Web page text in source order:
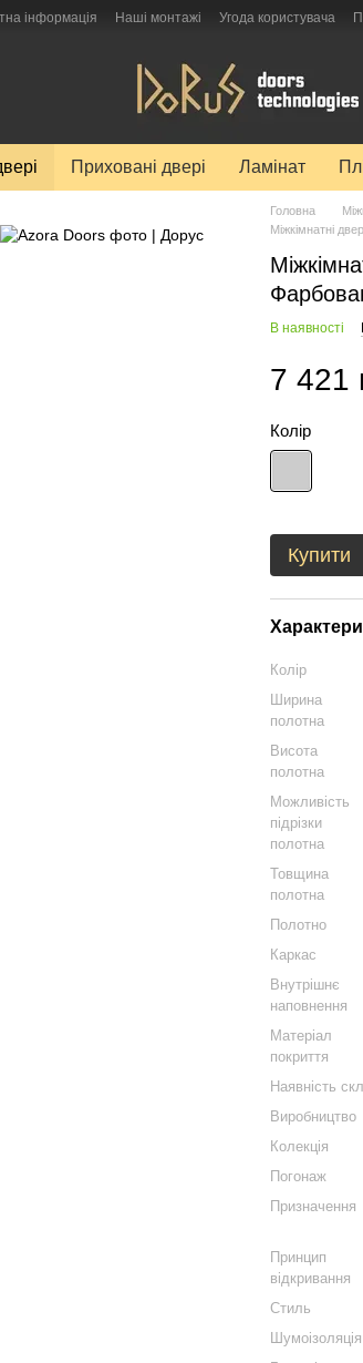
інформація Наші монтажі Угода користувача
Приховані двері Ламінат
Головна
Міжкімнатні
В наявності
7 421
Колір
Купити
Колір
Ширина
полотна
Висота
полотна
Можливість
підрізки
полотна
Товщина
полотна
Полотно
Каркас
Внутрішнє
наповнення
Матеріал
покриття
Наявність
Виробництво
Колекція
Погонаж
Призначення
Принцип
відкривання
Стиль
Шумоізоляція